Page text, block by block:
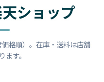
ショップ
格順）。在庫・送料は店舗
ます。